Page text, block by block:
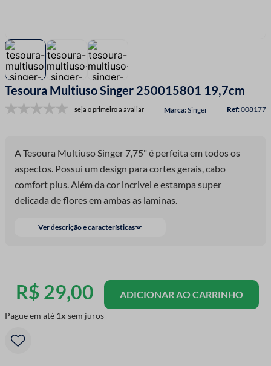
Tesoura Multiuso Singer 250015801 19,7cm
seja o primeiro a avaliar Singer :008177
A Tesoura Multiuso Singer 7,75" é perfeita em todos os
aspectos. Possui um design para cortes gerais, cabo
comfort plus. Além da cor incrivel e estampa super
delicada de flores em ambas as laminas.
Ver descrição e características
R$ 29,00
Pague em até 1 sem juros
ADICIONAR AO CARRINHO